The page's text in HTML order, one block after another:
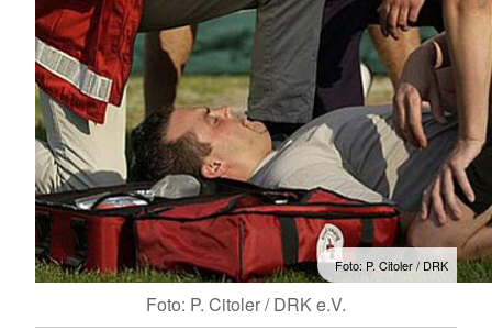
Foto: P. Citoler / DRK
Foto: P. Citoler / DRK e.V.